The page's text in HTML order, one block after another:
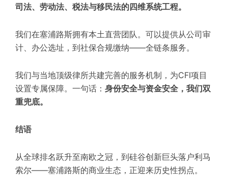
司法、劳动法、税法与移民法的四维系统工程。
我们在塞浦路斯拥有本土直营团队。 可以提供从公司审
计、办公选址，到社保合规缴纳——全链条服务。
我们与当地顶级律所共建完善的服务机制 ，为CFI项目
设置专属保障。一句话： 身份安全与资金安全，我们双
重兜底。
结语
从全球排名跃升至南欧之冠，到硅谷创新巨头落户利马
索尔——塞浦路斯的商业生态，正迎来历史性拐点。